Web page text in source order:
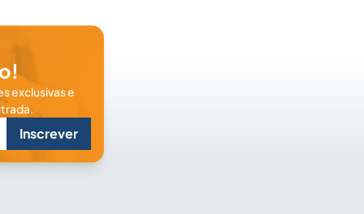
exclusivas e
Inscrever